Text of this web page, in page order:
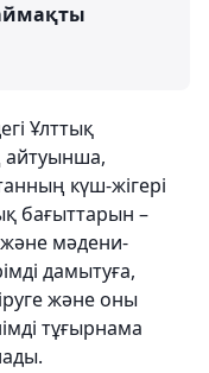
Ұлттық
айтуынша,
күш-жігері
бағыттарын –
және мәдени-
дамытуға,
және оны
тұғырнама